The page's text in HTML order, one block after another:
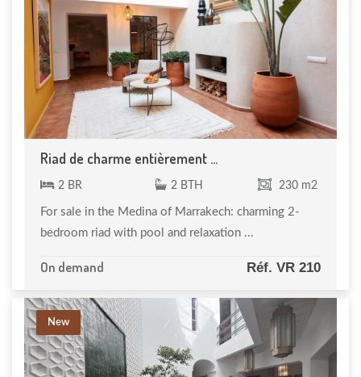
Riad de charme entièrement ...
2 BR 2 BTH 230 m2
For sale in the Medina of Marrakech: charming 2-
bedroom riad with pool and relaxation ...
On demand Réf. VR 210
New